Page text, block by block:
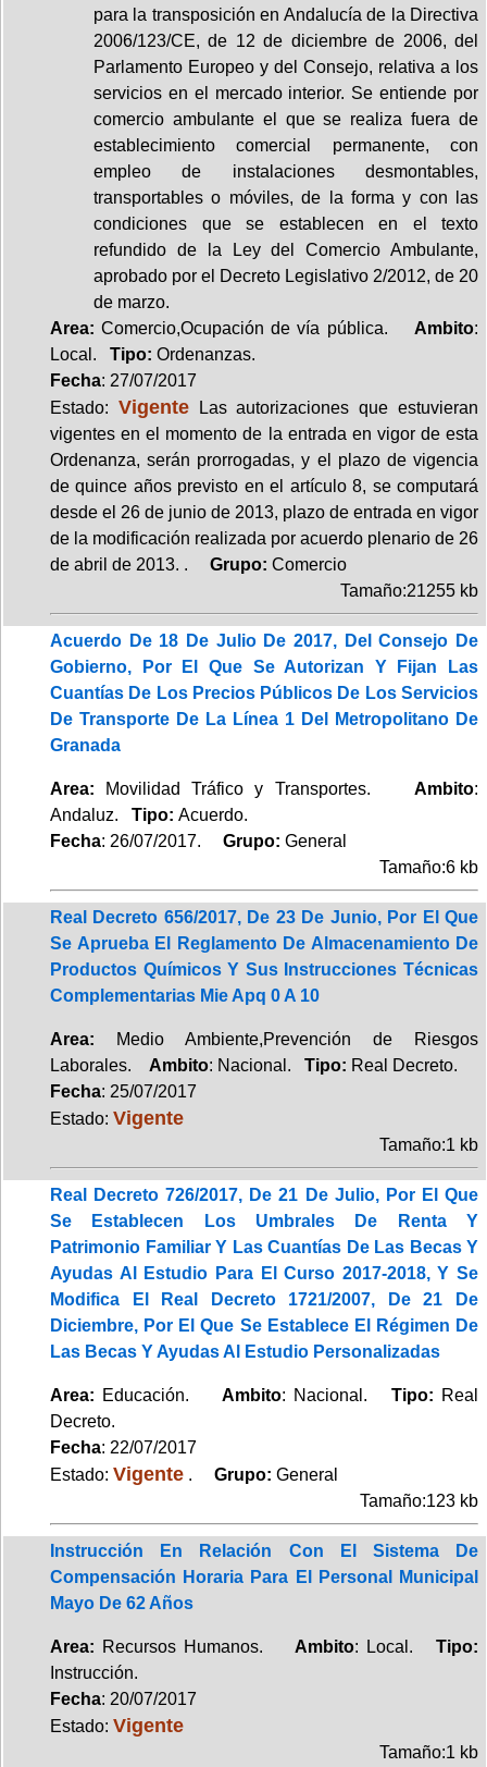
para la transposición en Andalucía de la Directiva
2006/123/CE, de 12 de diciembre de 2006, del
Parlamento Europeo y del Consejo, relativa a los
servicios en el mercado interior. Se entiende por
comercio ambulante el que se realiza fuera de
establecimiento comercial permanente, con
empleo de instalaciones desmontables,
transportables o móviles, de la forma y con las
condiciones que se establecen en el texto
refundido de la Ley del Comercio Ambulante,
aprobado por el Decreto Legislativo 2/2012, de 20
de marzo.
Area: Comercio,Ocupación de vía pública. Ambito:
Local. Tipo: Ordenanzas.
Fecha: 27/07/2017
Estado: VigenteLas autorizaciones que estuvieran
vigentes en el momento de la entrada en vigor de esta
Ordenanza, serán prorrogadas, y el plazo de vigencia
de quince años previsto en el artículo 8, se computará
desde el 26 de junio de 2013, plazo de entrada en vigor
de la modificación realizada por acuerdo plenario de 26
de abril de 2013. .
Grupo: Comercio
Tamaño:21255 kb
Acuerdo De 18 De Julio De 2017, Del Consejo De
Gobierno, Por El Que Se Autorizan Y Fijan Las
Cuantías De Los Precios Públicos De Los Servicios
De Transporte De La Línea 1 Del Metropolitano De
Granada
Area: Movilidad Tráfico y Transportes. Ambito:
Andaluz. Tipo: Acuerdo.
Fecha: 26/07/2017. Grupo: General
Tamaño:6 kb
Real Decreto 656/2017, De 23 De Junio, Por El Que
Se Aprueba El Reglamento De Almacenamiento De
Productos Químicos Y Sus Instrucciones Técnicas
Complementarias Mie Apq 0 A 10
Area: Medio Ambiente,Prevención de Riesgos
Laborales. Ambito: Nacional. Tipo: Real Decreto.
Fecha: 25/07/2017
Estado: Vigente
Tamaño:1 kb
Real Decreto 726/2017, De 21 De Julio, Por El Que
Se Establecen Los Umbrales De Renta Y
Patrimonio Familiar Y Las Cuantías De Las Becas Y
Ayudas Al Estudio Para El Curso 2017-2018, Y Se
Modifica El Real Decreto 1721/2007, De 21 De
Diciembre, Por El Que Se Establece El Régimen De
Las Becas Y Ayudas Al Estudio Personalizadas
Area: Educación. Ambito: Nacional. Tipo: Real
Decreto.
Fecha: 22/07/2017
Estado: Vigente . Grupo: General
Tamaño:123 kb
Instrucción En Relación Con El Sistema De
Compensación Horaria Para El Personal Municipal
Mayo De 62 Años
Area: Recursos Humanos. Ambito: Local.Tipo:
Instrucción.
Fecha: 20/07/2017
Estado: Vigente
Tamaño:1 kb